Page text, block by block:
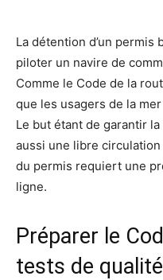
La détention d’un permis
piloter un navire de
Comme le Code de la
que les usagers de la
Le but étant de garantir
aussi une libre circulation
du permis requiert une
ligne.
Préparer le
tests de qualité